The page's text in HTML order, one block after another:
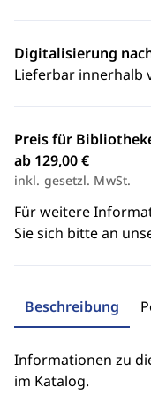
Digitalisierung
Lieferbar innerhalb
Preis für
ab 129,00 €
inkl. gesetzl. MwSt.
Für weitere
Sie sich bitte an
Beschreibung
Informationen zu
im Katalog.